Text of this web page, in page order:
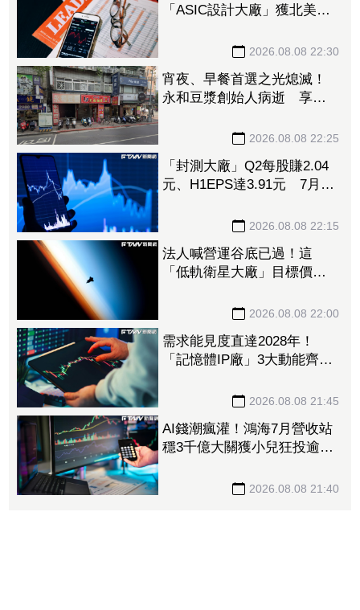
「ASIC設計大廠」獲北美
2026.08.08 22:30
宵夜、早餐首選之光熄滅！
永和豆漿創始人病逝 享壽
2026.08.08 22:25
「封測大廠」Q2每股賺2.04
元、H1EPS達3.91元 7月營
2026.08.08 22:15
法人喊營運谷底已過！這
「低軌衛星大廠」目標價衝
營收估成長20%2026.08.08 22:00
需求能見度直達2028年！
「記憶體IP廠」3大動能齊
2026.08.08 21:45
AI錢潮瘋灌！鴻海7月營收站
穩3千億大關獲小兒狂投逾7
收首跨9千億、法說前夕吸買
2026.08.08 21:40